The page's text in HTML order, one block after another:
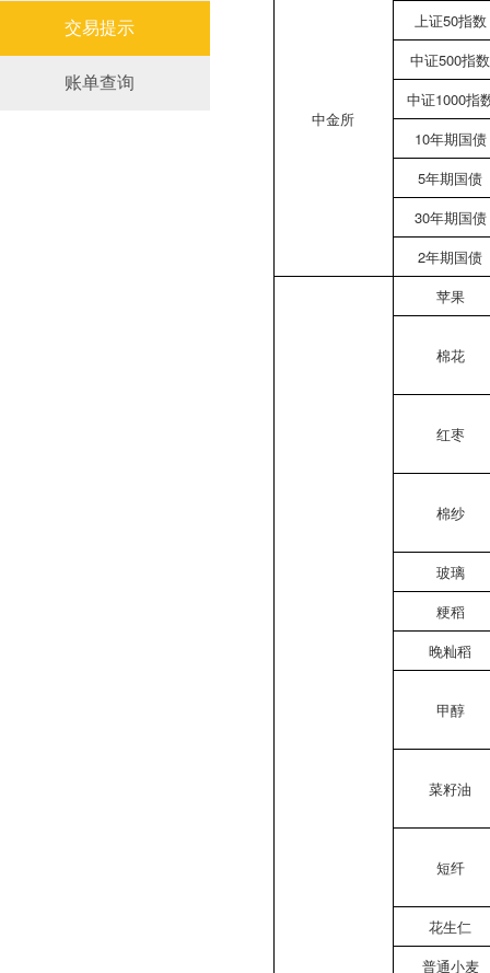
交易提示
账单查询
中金所
上证50指数
中证500指数
中证1000指
10年期国债
5年期国债
30年期国债
2年期国债
苹果
棉花
红枣
棉纱
玻璃
粳稻
晚籼稻
甲醇
菜籽油
短纤
花生仁
普通小麦